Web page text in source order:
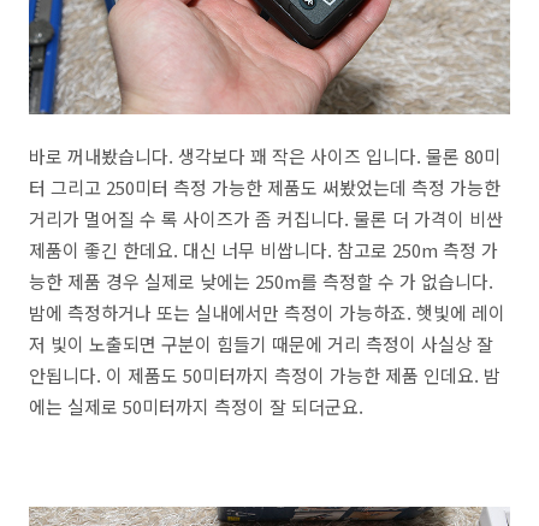
바로 꺼내봤습니다. 생각보다 꽤 작은 사이즈 입니다. 물론 80미
터 그리고 250미터 측정 가능한 제품도 써봤었는데 측정 가능한
거리가 멀어질 수 록 사이즈가 좀 커집니다. 물론 더 가격이 비싼
제품이 좋긴 한데요. 대신 너무 비쌉니다. 참고로 250m 측정 가
능한 제품 경우 실제로 낮에는 250m를 측정할 수 가 없습니다.
밤에 측정하거나 또는 실내에서만 측정이 가능하죠. 햇빛에 레이
저 빛이 노출되면 구분이 힘들기 때문에 거리 측정이 사실상 잘
안됩니다. 이 제품도 50미터까지 측정이 가능한 제품 인데요. 밤
에는 실제로 50미터까지 측정이 잘 되더군요.